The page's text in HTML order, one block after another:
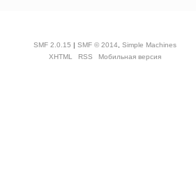
SMF 2.0.15 SMF © 2014, Simple Machines
XHTML
RSS Мобильная версия